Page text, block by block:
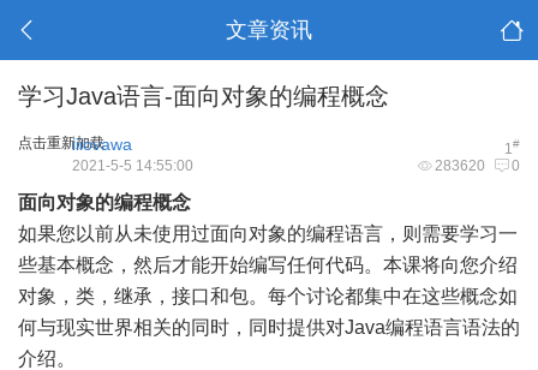
文章资讯
学习Java语言-面向对象的编程概念
点击重新加载 1#
iiiovawa
283620 0
2021-5-5 14:55:00
面向对象的编程概念
如果您以前从未使用过面向对象的编程语言，则需要学习一
些基本概念，然后才能开始编写任何代码。本课将向您介绍
对象，类，继承，接口和包。每个讨论都集中在这些概念如
何与现实世界相关的同时，同时提供对Java编程语言语法的
介绍。